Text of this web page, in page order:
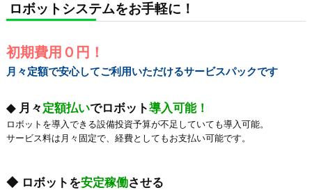
ロボットシステムをお手軽に！
初期費用０円！
月々定額で安心してご利用いただけるサービスパックです
◆ 月々 定額払いでロボット導入可能！
ロボットを導入できる設備投資予算が不足していても導入可能。
サービス料は月々固定で、経費としてもお支払い可能です。
◆ ロボットを安定稼働させる